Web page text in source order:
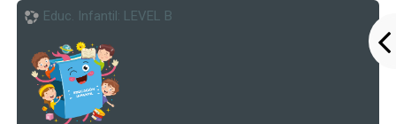
Colegio Tirso de Molina
Contactar
Educ. Infantil: LEVEL B